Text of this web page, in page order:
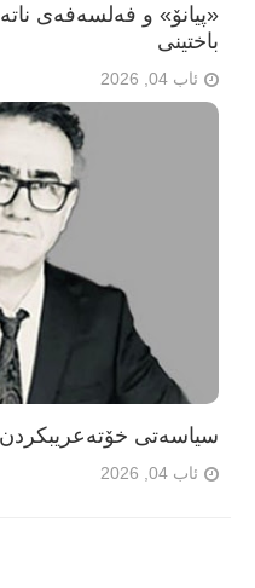
«پیانۆ» و فەلسەفەی
باختینی
ئاب 04, 2026
سیاسەتی
ئاب 04, 2026